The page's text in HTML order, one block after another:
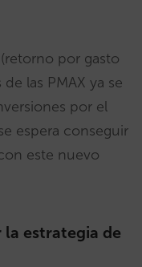
por gasto
las PMAX ya se
por el
espera conseguir
este nuevo
la estrategia de